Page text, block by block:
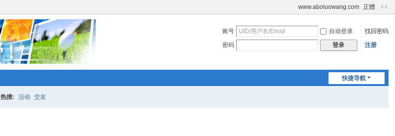
www.aboluowang.com 正體
切
到
账号 自动登录
找回密码
密码
登录 注册
快捷导航
热搜: 活动 交友